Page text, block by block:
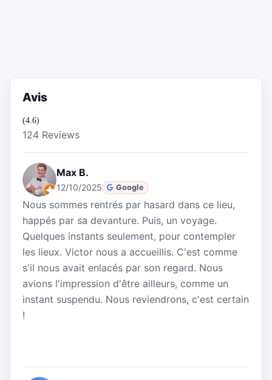
Avis
(4.6)
124 Reviews
Max B.
12/10/2025 Google
Nous sommes rentrés par hasard dans ce lieu,
happés par sa devanture. Puis, un voyage.
Quelques instants seulement, pour contempler
les lieux. Victor nous a accueillis. C'est comme
s'il nous avait enlacés par son regard. Nous
avions l'impression d'être ailleurs, comme un
instant suspendu. Nous reviendrons, c'est certain
!